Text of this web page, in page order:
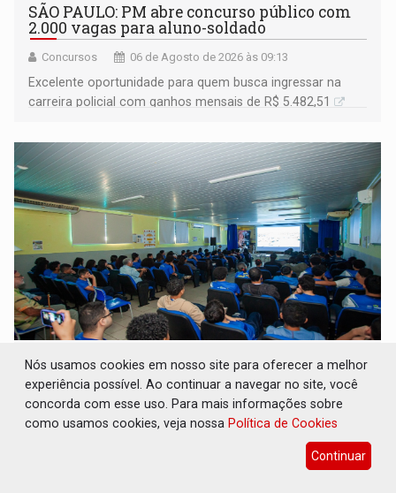
SÃO PAULO: PM abre concurso público com
2.000 vagas para aluno-soldado
Concursos 06 de Agosto de 2026 às 09:13
Excelente oportunidade para quem busca ingressar na
carreira policial com ganhos mensais de R$ 5.482,51
CINEAMAZÔNIA: Filmes rondonienses
provocam debate sobre temas urgentes
entre estudantes
Cultura 06 de Agosto de 2026 às 08:51
Mostra cinematográfica foi realizada na Escola Estadual
Nós usamos cookies em nosso site para oferecer a melhor
experiência possível. Ao continuar a navegar no site, você
concorda com esse uso. Para mais informações sobre
como usamos cookies, veja nossa Política de Cookies
Continuar